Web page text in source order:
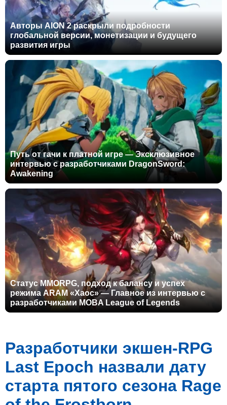
Авторы AION 2 раскрыли подробности
глобальной версии, монетизации и будущего
развития игры
Путь от гачи к платной игре — Эксклюзивное
интервью с разработчиками DragonSword:
Awakening
Статус MMORPG, подход к балансу и успех
режима ARAM «Хаос» — Главное из интервью с
разработчиками MOBA League of Legends
Разработчики экшен-RPG
Last Epoch назвали дату
старта пятого сезона Rage